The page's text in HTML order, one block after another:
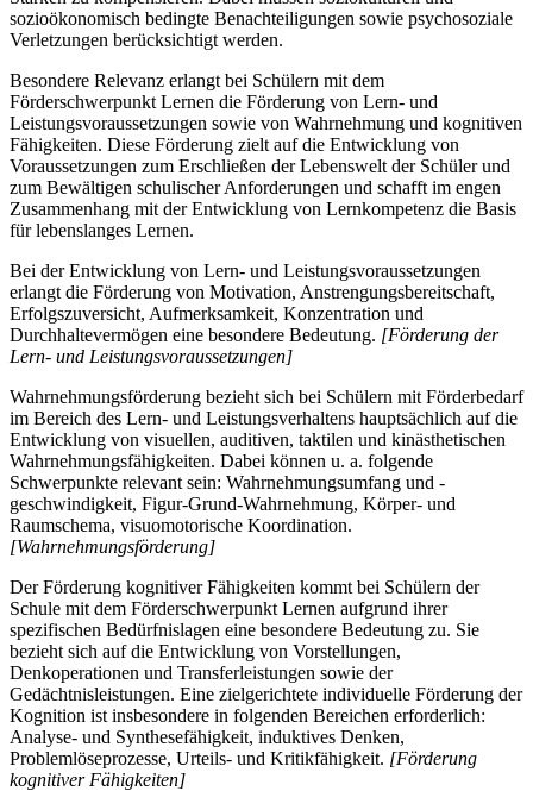
sozioökonomisch bedingte Benachteiligungen sowie psychosoziale
Verletzungen berücksichtigt werden.
Besondere Relevanz erlangt bei Schülern mit dem
Förderschwerpunkt Lernen die Förderung von Lern- und
Leistungsvoraussetzungen sowie von Wahrnehmung und kognitiven
Fähigkeiten. Diese Förderung zielt auf die Entwicklung von
Voraussetzungen zum Erschließen der Lebenswelt der Schüler und
zum Bewältigen schulischer Anforderungen und schafft im engen
Zusammenhang mit der Entwicklung von Lernkompetenz die Basis
für lebenslanges Lernen.
Bei der Entwicklung von Lern- und Leistungsvoraussetzungen
erlangt die Förderung von Motivation, Anstrengungsbereitschaft,
Erfolgszuversicht, Aufmerksamkeit, Konzentration und
Durchhaltevermögen eine besondere Bedeutung. [Förderung der
Lern- und Leistungsvoraussetzungen]
Wahrnehmungsförderung bezieht sich bei Schülern mit Förderbedarf
im Bereich des Lern- und Leistungsverhaltens hauptsächlich auf die
Entwicklung von visuellen, auditiven, taktilen und kinästhetischen
Wahrnehmungsfähigkeiten. Dabei können u. a. folgende
Schwerpunkte relevant sein: Wahrnehmungsumfang und -
geschwindigkeit, Figur-Grund-Wahrnehmung, Körper- und
Raumschema, visuomotorische Koordination.
[Wahrnehmungsförderung]
Der Förderung kognitiver Fähigkeiten kommt bei Schülern der
Schule mit dem Förderschwerpunkt Lernen aufgrund ihrer
spezifischen Bedürfnislagen eine besondere Bedeutung zu. Sie
bezieht sich auf die Entwicklung von Vorstellungen,
Denkoperationen und Transferleistungen sowie der
Gedächtnisleistungen. Eine zielgerichtete individuelle Förderung der
Kognition ist insbesondere in folgenden Bereichen erforderlich:
Analyse- und Synthesefähigkeit, induktives Denken,
Problemlöseprozesse, Urteils- und Kritikfähigkeit. [Förderung
kognitiver Fähigkeiten]